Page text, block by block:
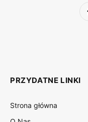
PRZYDATNE LINKI
Strona główna